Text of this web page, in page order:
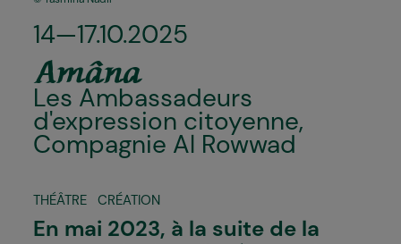
14—17.10.2025
Amâna
Les Ambassadeurs
d'expression citoyenne,
Compagnie Al Rowwad
THÉÂTRE CRÉATION
En mai 2023, à la suite de la